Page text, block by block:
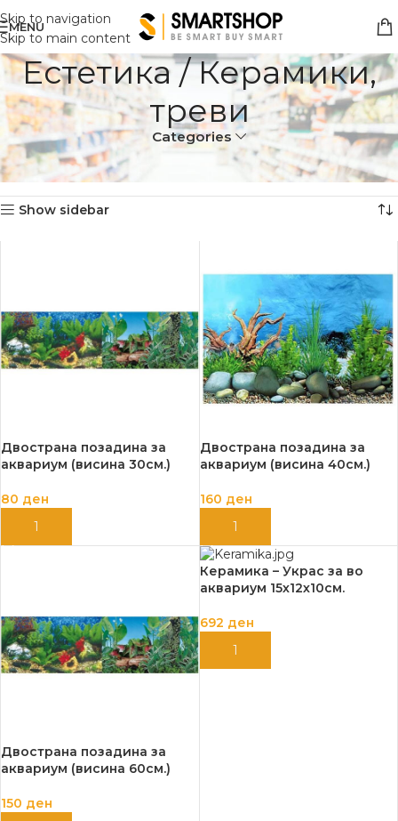
Skip to navigation
Skip to main content
MENU
Естетика / Керамики,
треви
Categories
Дома Акваристика/Тераристика
Естетика / Керамики, треви
Прикажувам 1–20 од 115 резултати
Show sidebar
Двострана позадина за
аквариум (висина 30см.)
80 ден
ДОДАЈ ВО КОШНИЦА
Двострана позадина за
аквариум (висина 40см.)
160 ден
ДОДАЈ ВО КОШНИЦА
Двострана позадина за
аквариум (висина 60см.)
150 ден
Керамика – Украс за во
аквариум 15х12х10см.
692 ден
ДОДАЈ ВО КОШНИЦА